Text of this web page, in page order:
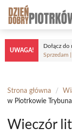
treści
UWAGA!
Dołącz
Sprzedam
Strona główna /
w Piotrkowie
Wieczór